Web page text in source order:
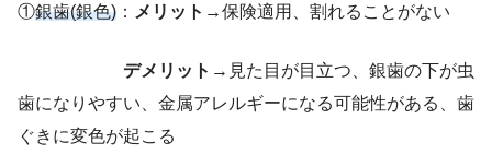
①銀歯(銀色) ： メリット →保険適用、割れることがない
デメリット →見た目が目立つ、銀歯の下が虫
歯になりやすい、金属アレルギーになる可能性がある、歯
ぐきに変色が起こる